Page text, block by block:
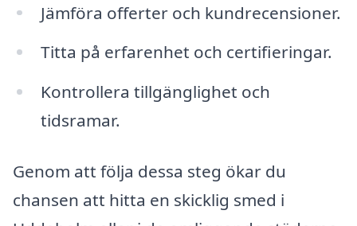
Jämföra offerter och kundrecensioner.
Titta på erfarenhet och certifieringar.
Kontrollera tillgänglighet och
tidsramar.
Genom att följa dessa steg ökar du
chansen att hitta en skicklig smed i